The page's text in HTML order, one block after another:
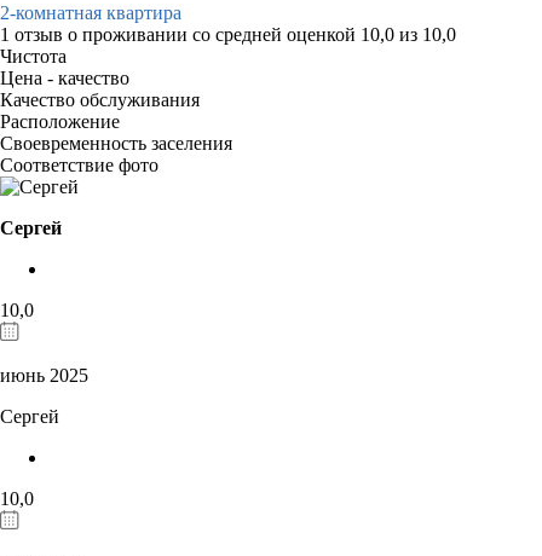
2-комнатная квартира
1 отзыв о проживании со средней оценкой 10,0 из 10,0
Чистота
Цена - качество
Качество обслуживания
Расположение
Своевременность заселения
Соответствие фото
Сергей
10,0
июнь 2025
Сергей
10,0